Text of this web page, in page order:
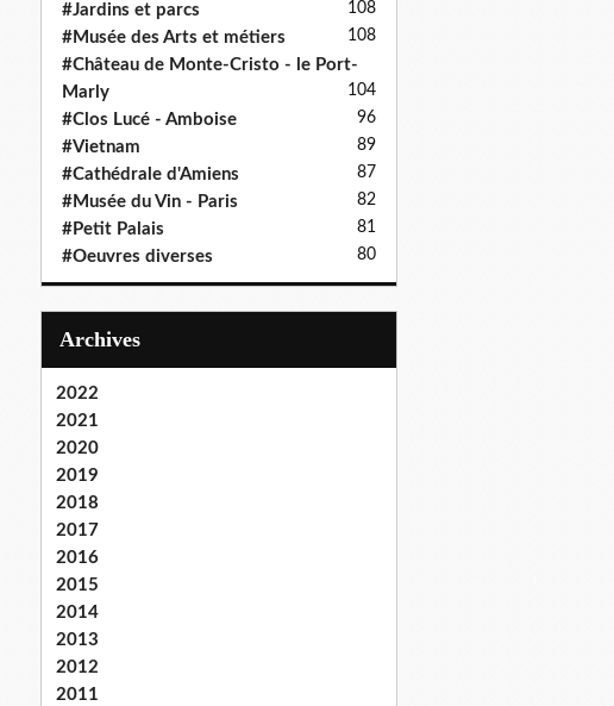
#Jardins et parcs 108
#Musée des Arts et métiers 108
#Château de Monte-Cristo - le Port-
Marly
104
#Clos Lucé - Amboise 96
#Vietnam 89
#Cathédrale d'Amiens 87
#Musée du Vin - Paris 82
#Petit Palais 81
#Oeuvres diverses 80
Archives
2022
2021
2020
2019
2018
2017
2016
2015
2014
2013
2012
2011